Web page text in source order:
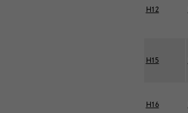
H12
H15
H16